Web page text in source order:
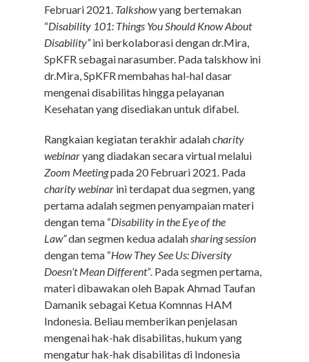
Februari 2021. Talkshowyang bertemakan
“Disability 101: Things You Should Know About
Disability”ini berkolaborasi dengan dr.Mira,
SpKFR sebagai narasumber. Pada talskhow ini
dr.Mira, SpKFR membahas hal-hal dasar
mengenai disabilitas hingga pelayanan
Kesehatan yang disediakan untuk difabel.
Rangkaian kegiatan terakhir adalahcharity
webinaryang diadakan secara virtual melalui
Zoom Meetingpada 20 Februari 2021. Pada
charity webinar ini terdapat dua segmen, yang
pertama adalah segmen penyampaian materi
dengan tema “Disability in the Eye of the
Law”dan segmen kedua adalahsharing session
dengan tema “How They See Us: Diversity
Doesn’t Mean Different”. Pada segmen pertama,
materi dibawakan oleh Bapak Ahmad Taufan
Damanik sebagai Ketua Komnnas HAM
Indonesia. Beliau memberikan penjelasan
mengenai hak-hak disabilitas, hukum yang
mengatur hak-hak disabilitas di Indonesia